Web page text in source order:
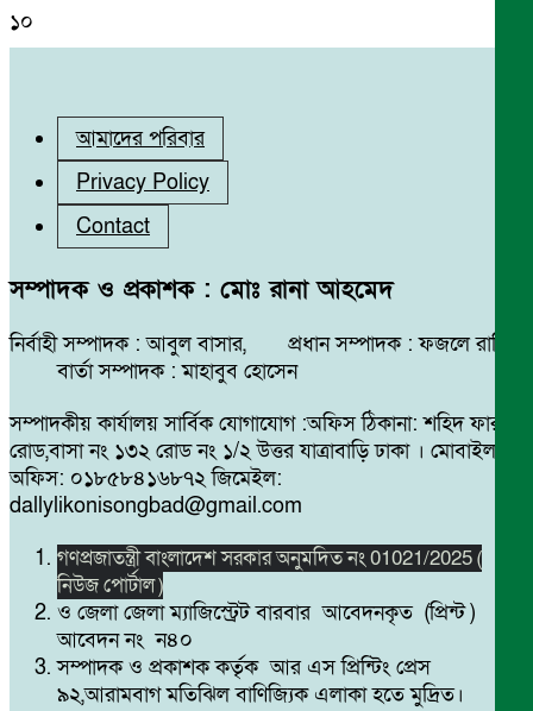
১০
আমাদের পরিবার
Privacy Policy
Contact
সম্পাদক ও প্রকাশক : মোঃ রানা আহমেদ
নির্বাহী সম্পাদক : আবুল বাসার, প্রধান সম্পাদক : ফজলে রাব্বি
বার্তা সম্পাদক : মাহাবুব হোসেন
সম্পাদকীয় কার্যালয় সার্বিক যোগাযোগ :অফিস ঠিকানা: শহিদ ফারুক
রোড,বাসা নং ১৩২ রোড নং ১/২ উত্তর যাত্রাবাড়ি ঢাকা । মোবাইল
অফিস: ০১৮৫৮৪১৬৮৭২ জিমেইল:
dallylikonisongbad@gmail.com
গণপ্রজাতন্ত্রী বাংলাদেশ সরকার অনুমদিত নং 01021/2025 (
নিউজ পোর্টাল )
ও জেলা জেলা ম্যাজিস্ট্রেট বারবার আবেদনকৃত (প্রিন্ট )
আবেদন নং ন৪০
সম্পাদক ও প্রকাশক কর্তৃক আর এস প্রিন্টিং প্রেস
৯২,আরামবাগ মতিঝিল বাণিজ্যিক এলাকা হতে মুদ্রিত।